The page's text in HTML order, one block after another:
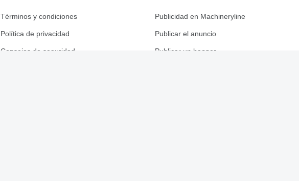
Términos y condiciones
Política de privacidad
Consejos de seguridad
Publicidad en Machineryline
Publicar el anuncio
Publicar un banner